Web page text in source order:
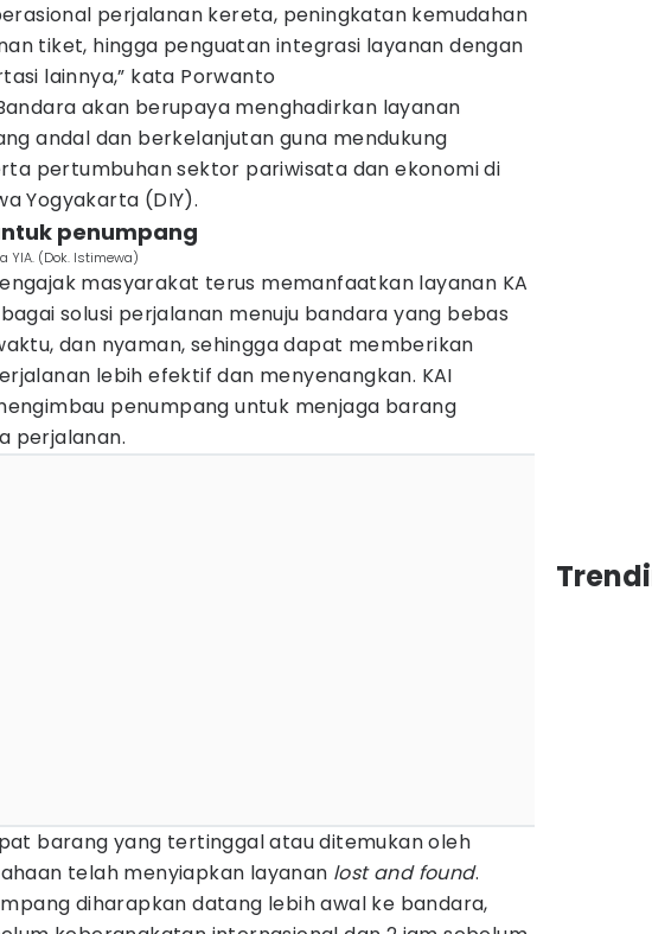
perjalanan kereta, peningkatan kemudahan
tiket, hingga penguatan integrasi layanan dengan
lainnya,” kata Porwanto
akan berupaya menghadirkan layanan
andal dan berkelanjutan guna mendukung
pertumbuhan sektor pariwisata dan ekonomi di
Yogyakarta (DIY).
penumpang
YIA. (Dok. Istimewa)
masyarakat terus memanfaatkan layanan KA
solusi perjalanan menuju bandara yang bebas
dan nyaman, sehingga dapat memberikan
lebih efektif dan menyenangkan. KAI
penumpang untuk menjaga barang
perjalanan.
barang yang tertinggal atau ditemukan oleh
telah menyiapkan layanan lost and found.
diharapkan datang lebih awal ke bandara,